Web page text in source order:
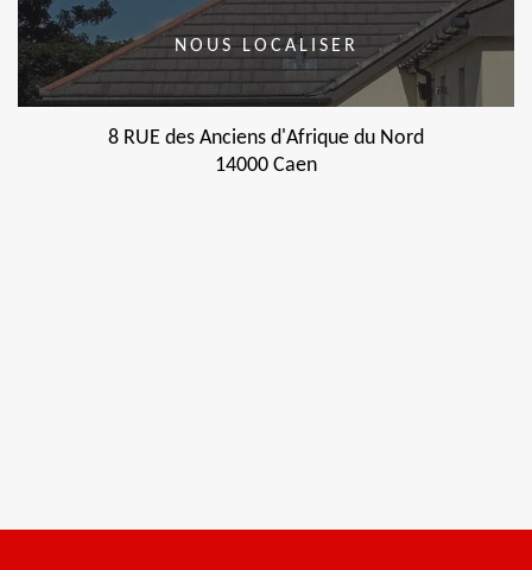
NOUS LOCALISER
8 RUE des Anciens d'Afrique du Nord
14000 Caen